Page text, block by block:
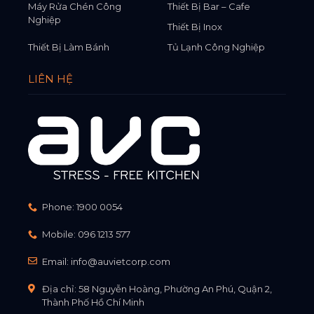
Máy Rửa Chén Công
Nghiệp
Thiết Bị Bar – Cafe
Thiết Bị Inox
Thiết Bị Làm Bánh
Tủ Lạnh Công Nghiệp
LIÊN HỆ
Phone: 1900 0054
Mobile: 096 1213 577
Email: info@auvietcorp.com
Địa chỉ: 58 Nguyễn Hoàng, Phường An Phú, Quận 2,
Thành Phố Hồ Chí Minh